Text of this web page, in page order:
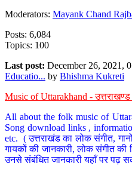
Moderators: Mayank Chand
Posts: 6,084
Topics: 100
Last post: December 26, 2021,
Educatio... by Bhishma Kukreti
Music of Uttarakhand -
All about the folk music of
Song download links ,
etc. ( उत्तराखंड का लोक संगीत,
गायकों की जानकारी, लोक संगीत की
उनसे संबंधित जानकारी यहाँ पर पढ़